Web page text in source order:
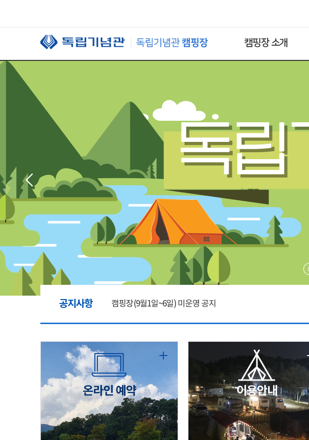
캠핑장 소개
공지사항 캠핑장(9월1일~6일) 미운영 공지
[6/1]전산시스템 점검 및 안정화에 따른 서비스 이용 제한 안내
2026년 5월 캠핑장 안점 점검의 날 변경 안내
캠핑장(9월1일~6일) 미운영 공지
온라인 예약 이용안내